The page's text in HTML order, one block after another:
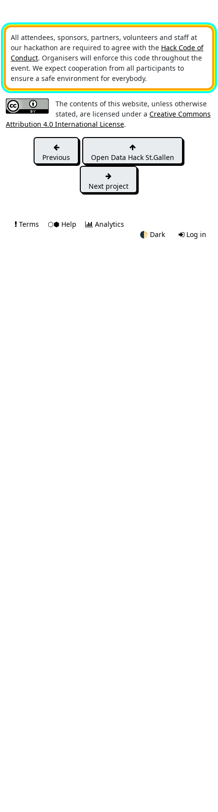
All attendees, sponsors, partners, volunteers and staff at
our hackathon are required to agree with the Hack Code of
Conduct. Organisers will enforce this code throughout the
event. We expect cooperation from all participants to
ensure a safe environment for everybody.
The contents of this website, unless otherwise
stated, are licensed under a Creative Commons
Attribution 4.0 International License.
Previous Open Data Hack St.Gallen
Next project
Terms ⬡⬢ Help
Analytics
🌓 Dark Log in